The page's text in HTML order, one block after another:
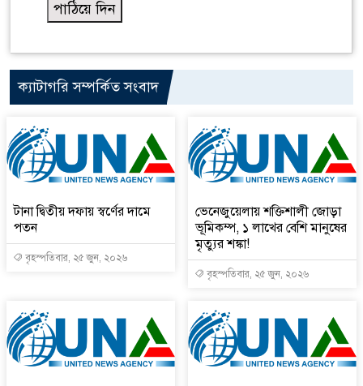
ক্যাটাগরি সম্পর্কিত সংবাদ
টানা দ্বিতীয় দফায় স্বর্ণের দামে
পতন
বৃহস্পতিবার, ২৫ জুন, ২০২৬
ভেনেজুয়েলায় শক্তিশালী জোড়া
ভূমিকম্প, ১ লাখের বেশি মানুষের
মৃত্যুর শঙ্কা!
বৃহস্পতিবার, ২৫ জুন, ২০২৬